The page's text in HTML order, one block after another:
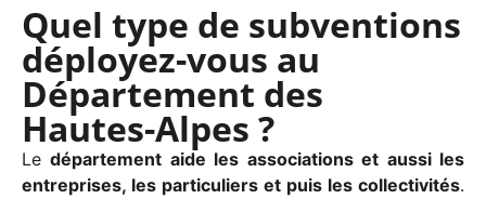
Quel type de subventions
déployez-vous au
Département des
Hautes-Alpes ?
Ledépartement aide les associations et aussi les
entreprises, les particuliers et puis les collectivités.